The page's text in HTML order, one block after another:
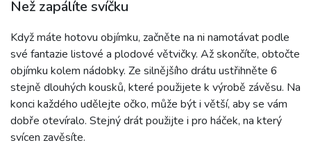
Než zapálíte svíčku
Když máte hotovu objímku, začněte na ni namotávat podle
své fantazie listové a plodové větvičky. Až skončíte, obtočte
objímku kolem nádobky. Ze silnějšího drátu ustřihněte 6
stejně dlouhých kousků, které použijete k výrobě závěsu. Na
konci každého udělejte očko, může být i větší, aby se vám
dobře otevíralo. Stejný drát použijte i pro háček, na který
svícen zavěsíte.